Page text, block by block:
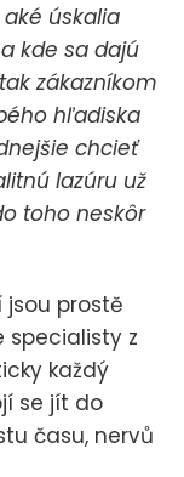
úskalia
kde sa dajú
zákazníkom
hľadiska
chcieť
lazúru už
toho neskôr
jsou prostě
specialisty z
každý
se jít do
času, nervů